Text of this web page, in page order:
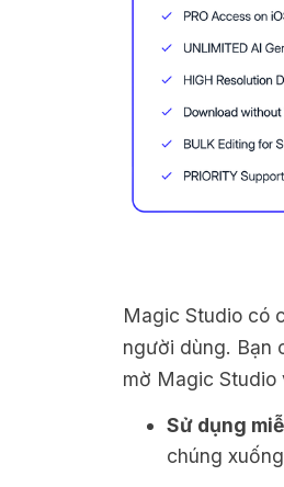
Magic Studio có
người dùng. Bạn
mờ Magic
Sử dụng
chúng